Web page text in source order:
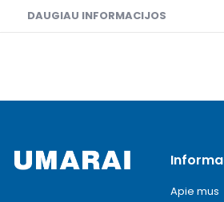
DAUGIAU INFORMACIJOS
Apie mus